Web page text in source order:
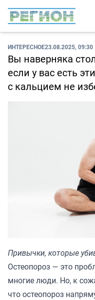
ИНТЕРЕСНОЕ23.08.2025, 09:30
Вы наверняка
если у вас есть
с кальцием не
Привычки, которые
Остеопороз — это
многие люди. Но, к
что остеопороз